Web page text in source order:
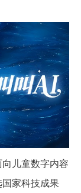
向儿童数字内容
家科技成果